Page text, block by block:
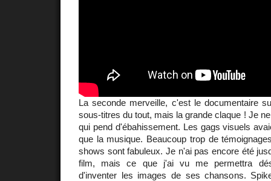
La seconde merveille, c'est le documentaire
sous-titres du tout, mais la grande claque ! Je
qui pend d'ébahissement. Les gags visuels
que la musique. Beaucoup trop de
shows sont fabuleux. Je n'ai pas encore été
film, mais ce que j'ai vu me permettra
d'inventer les images de ses chansons.